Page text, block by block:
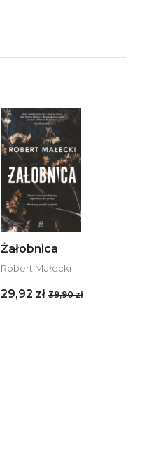
Żałobnica
Robert Małecki
29,92 zł 39,90 zł